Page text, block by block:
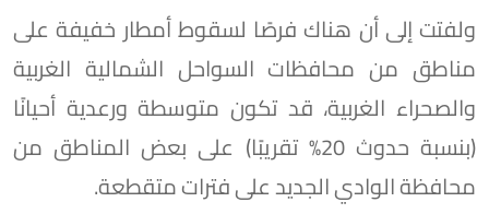
ولفتت إلى أن هناك فرصًا لسقوط أمطار خفيفة على
مناطق من محافظات السواحل الشمالية الغربية
والصحراء الغربية، قد تكون متوسطة ورعدية أحيانًا
(بنسبة حدوث 20% تقريبًا) على بعض المناطق من
محافظة الوادي الجديد على فترات متقطعة.